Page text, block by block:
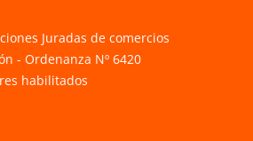
Juradas de comercios
- Ordenanza Nº 6420
habilitados